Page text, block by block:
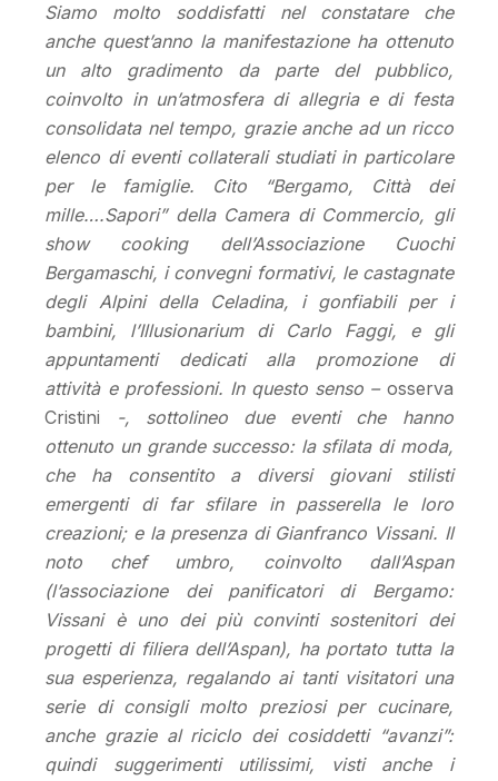
Siamo molto soddisfatti nel constatare che
anche quest’anno la manifestazione ha ottenuto
un alto gradimento da parte del pubblico,
coinvolto in un’atmosfera di allegria e di festa
consolidata nel tempo, grazie anche ad un ricco
elenco di eventi collaterali studiati in particolare
per le famiglie. Cito
“Bergamo, Città dei
mille….Sapori” della Camera di Commercio, gli
show cooking dell’Associazione Cuochi
Bergamaschi, i convegni formativi, le castagnate
degli Alpini della Celadina, i gonfiabili per i
bambini, l’Illusionarium di Carlo Faggi, e gli
appuntamenti dedicati alla promozione di
attività e professioni. In questo senso – osserva
Cristini -, sottolineo due eventi che hanno
ottenuto un grande successo: la sfilata di moda,
che ha consentito a diversi giovani stilisti
emergenti di far sfilare in passerella le loro
creazioni; e la presenza di Gianfranco Vissani. Il
noto chef umbro, coinvolto dall’Aspan
(l’associazione dei panificatori di Bergamo:
Vissani è uno dei più convinti sostenitori dei
progetti di filiera dell’Aspan), ha portato tutta la
sua esperienza, regalando ai tanti visitatori una
serie di consigli molto preziosi per cucinare,
anche grazie al riciclo dei cosiddetti “avanzi”:
quindi suggerimenti utilissimi, visti anche i